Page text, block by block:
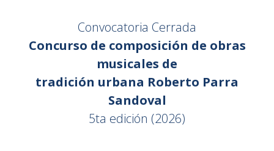
Convocatoria Cerrada
Concurso de composición de obras
musicales de
tradición urbana Roberto Parra
Sandoval
5ta edición (2026)